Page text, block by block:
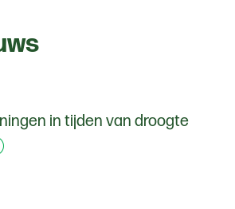
in tijden van droogte